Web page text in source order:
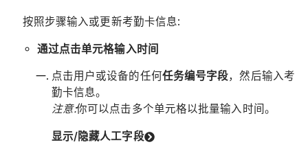
按照步骤输入或更新考勤卡信息:
通过点击单元格输入时间
点击用户或设备的任何任务编号字段，然后输入考
勤卡信息。
注意:你可以点击多个单元格以批量输入时间。
显示/隐藏人工字段